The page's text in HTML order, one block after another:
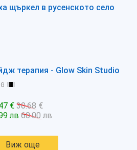
щъркел в русенското село
терапия - Glow Skin Studio
€ 30.68 €
лв 60.00 лв
Виж още